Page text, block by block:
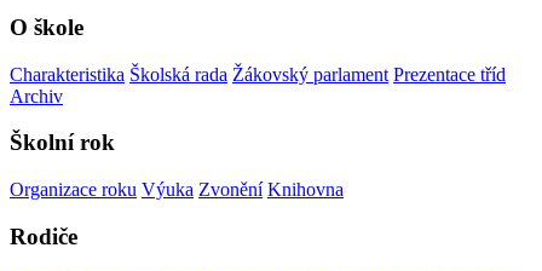
O škole
Charakteristika Školská rada Žákovský parlament Prezentace tříd
Archiv
Školní rok
Organizace roku Výuka Zvonění Knihovna
Rodiče